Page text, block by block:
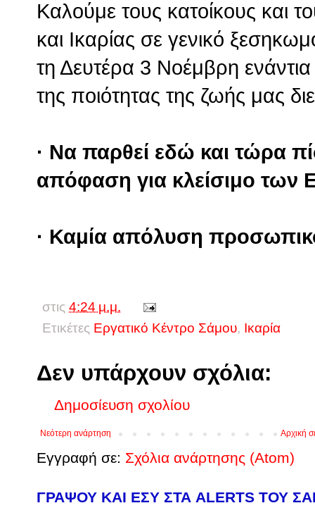
Καλούμε τους κατοίκους και
και Ικαρίας σε γενικό
τη Δευτέρα 3 Νοέμβρη
της ποιότητας της ζωής μας
· Να παρθεί εδώ και τώρα
απόφαση για κλείσιμο των
· Καμία απόλυση
στις 4:24 μ.μ.
Ετικέτες Εργατικό Κέντρο Σάμου, Ικαρία
Δεν υπάρχουν σχόλια:
Δημοσίευση σχολίου
Νεότερη ανάρτηση Αρχική
Εγγραφή σε: Σχόλια ανάρτησης (Atom)
ΓΡΑΨΟΥ ΚΑΙ ΕΣΥ ΣΤΑ ALERTS ΤΟΥ